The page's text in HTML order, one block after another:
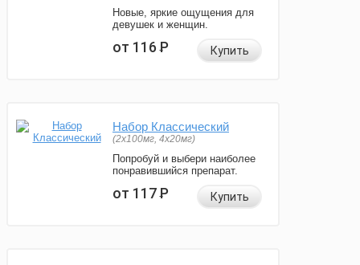
Новые, яркие ощущения для
девушек и женщин.
от 116Р Купить
Набор Классический
(2x100мг, 4x20мг)
Попробуй и выбери наиболее
понравившийся препарат.
от 117Р Купить